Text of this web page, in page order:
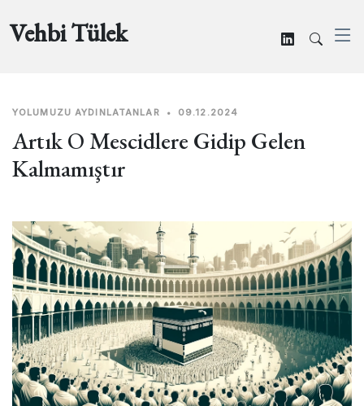
Vehbi Tülek
YOLUMUZU AYDINLATANLAR • 09.12.2024
Artık O Mescidlere Gidip Gelen
Kalmamıştır